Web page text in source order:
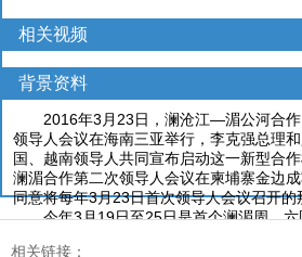
相关视频
背景资料
2016年3月23日，澜沧江—湄公河合作
领导人会议在海南三亚举行，李克强总理
国、越南领导人共同宣布启动这一新型合
澜湄合作第二次领导人会议在柬埔寨金边
同意将每年3月23日首次领导人会议召开
今年3月19日至25日是首个澜湄周。六
相关链接：